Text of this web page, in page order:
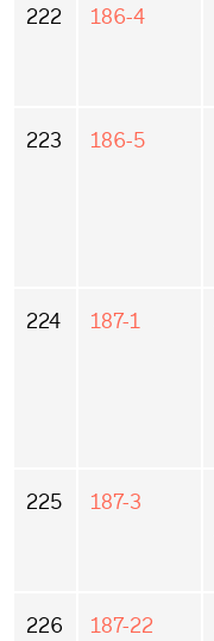
222 186-4
223 186-5
224 187-1
225 187-3
226 187-22